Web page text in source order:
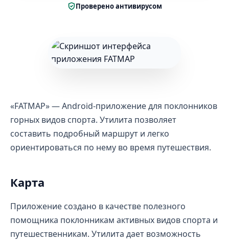
Проверено антивирусом
«FATMAP» — Android-приложение для поклонников
горных видов спорта. Утилита позволяет
составить подробный маршрут и легко
ориентироваться по нему во время путешествия.
Карта
Приложение создано в качестве полезного
помощника поклонникам активных видов спорта и
путешественникам. Утилита дает возможность